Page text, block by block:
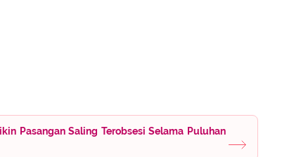
Pasangan Saling Terobsesi Selama Puluhan